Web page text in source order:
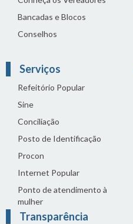
Bancadas e Blocos
Conselhos
Serviços
Refeitório Popular
Sine
Conciliação
Posto de Identificação
Procon
Internet Popular
Ponto de atendimento à
mulher
Transparência